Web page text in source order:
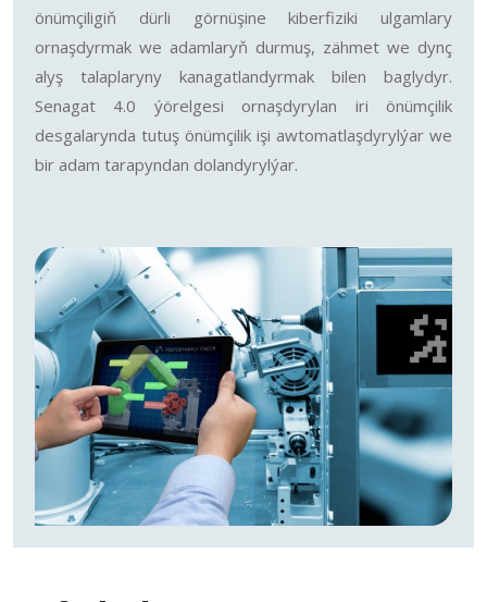
önümçiligiň dürli görnüşine kiberfiziki ulgamlary
ornaşdyrmak we adamlaryň durmuş, zähmet we dynç
alyş talaplaryny kanagatlandyrmak bilen baglydyr.
Senagat 4.0 ýörelgesi ornaşdyrylan iri önümçilik
desgalarynda tutuş önümçilik işi awtomatlaşdyrylýar we
bir adam tarapyndan dolandyrylýar.